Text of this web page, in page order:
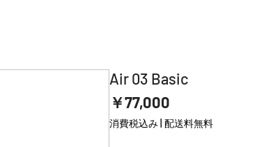
Air 03 Basic
￥77,000
格
消費税込み 配送料無料